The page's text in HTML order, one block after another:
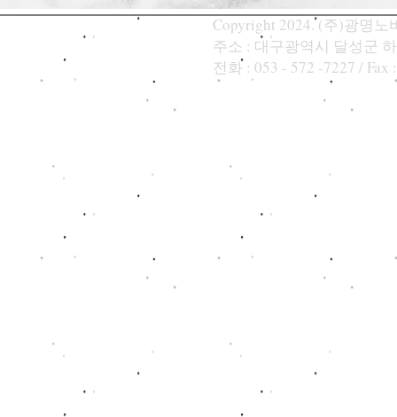
Copyright 2024. (주)광명
주소 : 대구광역시 달성군
전화 : 053 - 572 -7227 / Fax